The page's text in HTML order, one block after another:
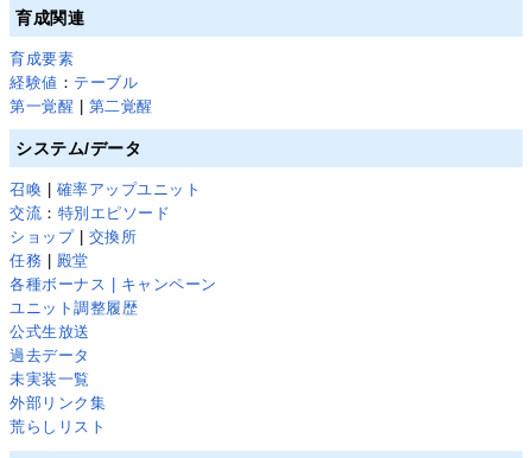
育成関連
育成要素
経験値 ： テーブル
第一覚醒
第二覚醒
システム/データ
召喚
確率アップユニット
交流 ： 特別エピソード
ショップ| 交換所
任務
殿堂
各種ボーナス | キャンペーン
ユニット調整履歴
公式生放送
過去データ
未実装一覧
外部リンク集
荒らしリスト